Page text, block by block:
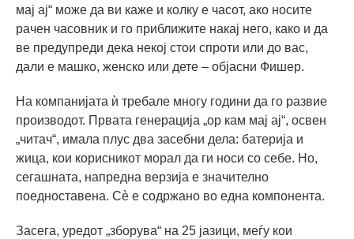
мај ај“ може да ви каже и колку е часот, ако носите
рачен часовник и го приближите накај него, како и да
ве предупреди дека некој стои спроти или до вас,
дали е машко, женско или дете – објасни Фишер.
На компанијата ѝ требале многу години да го развие
производот. Првата генерација „ор кам мај ај“, освен
„читач“, имала плус два засебни дела: батерија и
жица, кои корисникот морал да ги носи со себе. Но,
сегашната, напредна верзија е значително
поедноставена. Сè е содржано во една компонента.
Засега, уредот „зборува“ на 25 јазици, меѓу кои